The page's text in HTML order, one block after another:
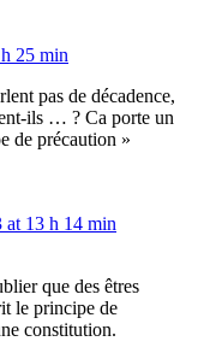
25 min
pas de décadence,
ils … ? Ca porte un
de précaution »
at 13 h 14 min
que des êtres
le principe de
constitution.